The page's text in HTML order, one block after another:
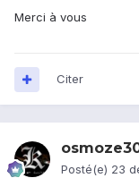
Merci à vous
Citer
Posté(e) 23